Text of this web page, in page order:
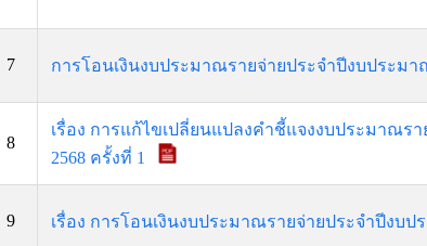
7 การโอนเงินงบประมาณรายจ่ายประจำปีงบประมา
8
เรื่อง การแก้ไขเปลี่ยนแปลงคำชี้แจงงบประมาณร
2568 ครั้งที่ 1
9 เรื่อง การโอนเงินงบประมาณรายจ่ายประจำปีงบป